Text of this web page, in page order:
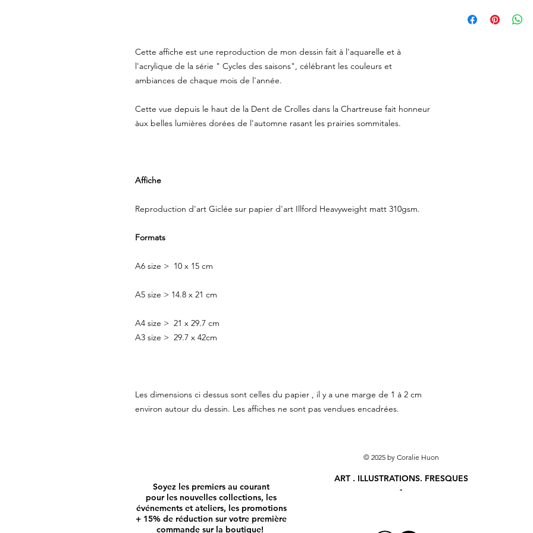
Cette affiche est une reproduction de mon dessin fait à l'aquarelle et à
l'acrylique de la série " Cycles des saisons", célébrant les couleurs et
ambiances de chaque mois de l'année.
Cette vue depuis le haut de la Dent de Crolles dans la Chartreuse fait honneur
àux belles lumières dorées de l'automne rasant les prairies sommitales.
Affiche
Reproduction d'art Giclée sur papier d'art Illford Heavyweight matt 310gsm.
Formats
A6 size > 10 x 15 cm
A5 size > 14.8 x 21 cm
A4 size > 21 x 29.7 cm
A3 size > 29.7 x 42cm
Les dimensions ci dessus sont celles du papier , il y a une marge de 1 à 2 cm
environ autour du dessin. Les affiches ne sont pas vendues encadrées.
cartonné pour
sans numéro de
© 2025 by Coralie Huon
ART . ILLUSTRATIONS. FRESQUES
-
Soyez les premiers au courant
pour les nouvelles collections, les
événements et ateliers, les promotions
+ 15% de réduction sur votre première
commande sur la boutique!